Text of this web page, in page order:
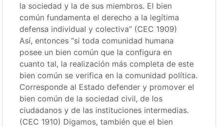
la sociedad y la de sus miembros. El bien
común fundamenta el derecho a la legítima
defensa individual y colectiva” (CEC 1909)
Así, entonces “si toda comunidad humana
posee un bien común que la configura en
cuanto tal, la realización más completa de este
bien común se verifica en la comunidad política.
Corresponde al Estado defender y promover el
bien común de la sociedad civil, de los
ciudadanos y de las instituciones intermedias.
(CEC 1910) Digamos, también que el bien